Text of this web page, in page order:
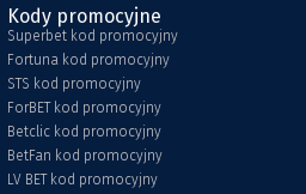
Kody promocyjne
Superbet kod promocyjny
Fortuna kod promocyjny
STS kod promocyjny
ForBET kod promocyjny
Betclic kod promocyjny
BetFan kod promocyjny
LV BET kod promocyjny